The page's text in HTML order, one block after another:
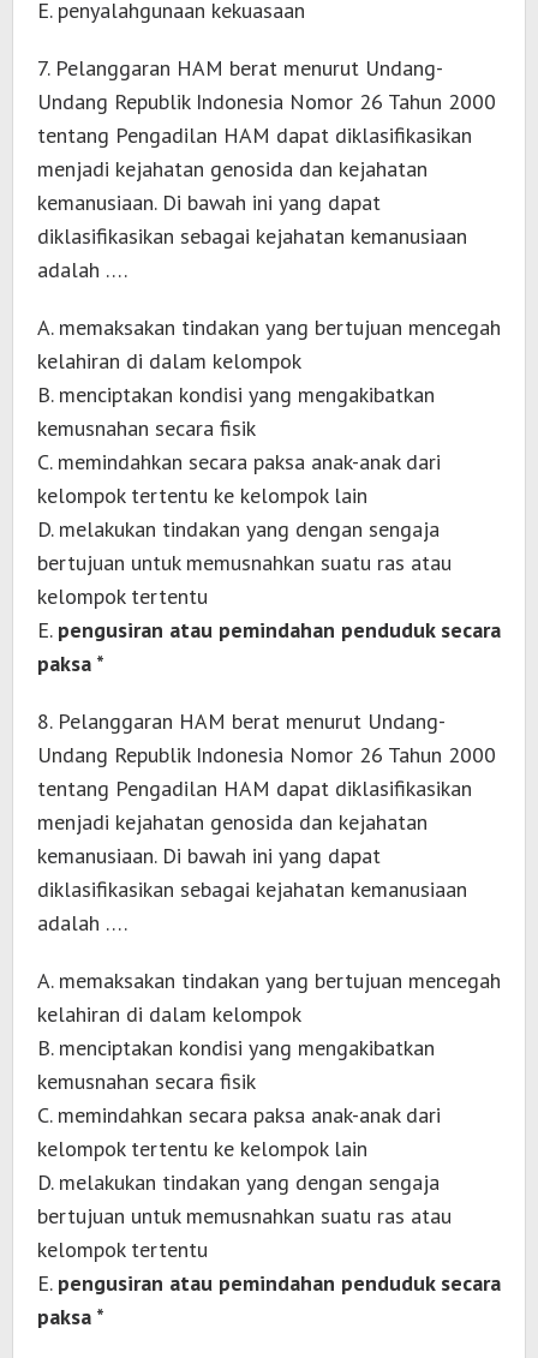
E. penyalahgunaan kekuasaan
7. Pelanggaran HAM berat menurut Undang-
Undang Republik Indonesia Nomor 26 Tahun 2000
tentang Pengadilan HAM dapat diklasifikasikan
menjadi kejahatan genosida dan kejahatan
kemanusiaan. Di bawah ini yang dapat
diklasifikasikan sebagai kejahatan kemanusiaan
adalah ….
A. memaksakan tindakan yang bertujuan mencegah
kelahiran di dalam kelompok
B. menciptakan kondisi yang mengakibatkan
kemusnahan secara fisik
C. memindahkan secara paksa anak-anak dari
kelompok tertentu ke kelompok lain
D. melakukan tindakan yang dengan sengaja
bertujuan untuk memusnahkan suatu ras atau
kelompok tertentu
E. pengusiran atau pemindahan penduduk secara
paksa *
8. Pelanggaran HAM berat menurut Undang-
Undang Republik Indonesia Nomor 26 Tahun 2000
tentang Pengadilan HAM dapat diklasifikasikan
menjadi kejahatan genosida dan kejahatan
kemanusiaan. Di bawah ini yang dapat
diklasifikasikan sebagai kejahatan kemanusiaan
adalah ….
A. memaksakan tindakan yang bertujuan mencegah
kelahiran di dalam kelompok
B. menciptakan kondisi yang mengakibatkan
kemusnahan secara fisik
C. memindahkan secara paksa anak-anak dari
kelompok tertentu ke kelompok lain
D. melakukan tindakan yang dengan sengaja
bertujuan untuk memusnahkan suatu ras atau
kelompok tertentu
E. pengusiran atau pemindahan penduduk secara
paksa *